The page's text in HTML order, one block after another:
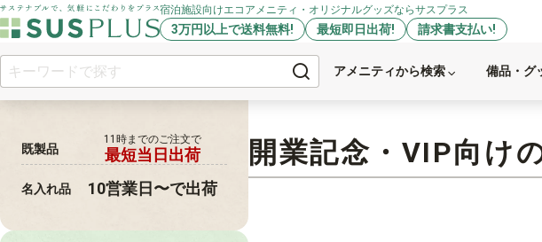
宿泊施設向けエコアメニティ・オリジナルグッズならサスプラス
3万円以上で送料無料! 最短即日出荷! 請求書支払い!
アメニティから検索 備品・グ
既製品
11時までのご注文で
最短当日出荷
名入れ品 10営業日〜で出荷
開業記念・VIP向け